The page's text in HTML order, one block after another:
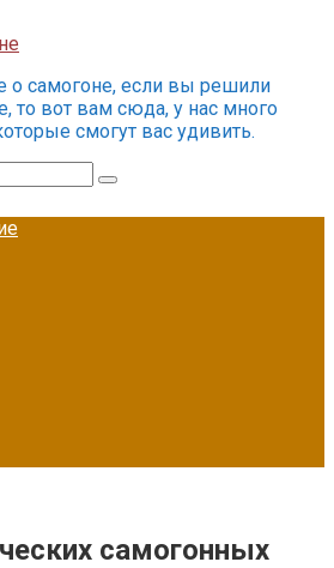
о самогоне, если вы решили
то вот вам сюда, у нас много
смогут вас удивить.
самогонных